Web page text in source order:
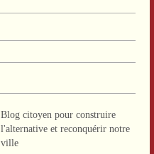
Blog citoyen pour construire
l'alternative et reconquérir notre
ville